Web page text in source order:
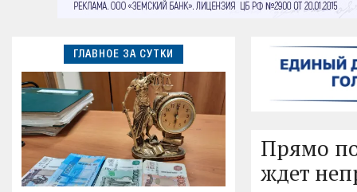
ГЛАВНОЕ ЗА СУТКИ
Прямо
ждет